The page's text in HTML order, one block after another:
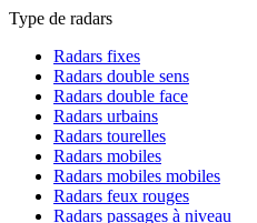
Type de radars
Radars fixes
Radars double sens
Radars double face
Radars urbains
Radars tourelles
Radars mobiles
Radars mobiles mobiles
Radars feux rouges
Radars passages à niveau